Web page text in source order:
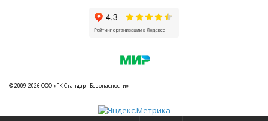
© 2009-2026 ООО «ГК Стандарт Безопасности»